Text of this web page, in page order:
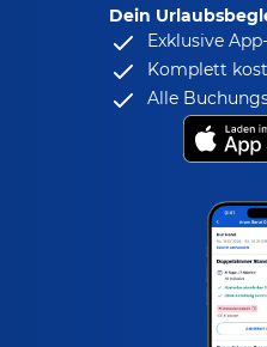
Dein
Exklusive
Komplett
Alle